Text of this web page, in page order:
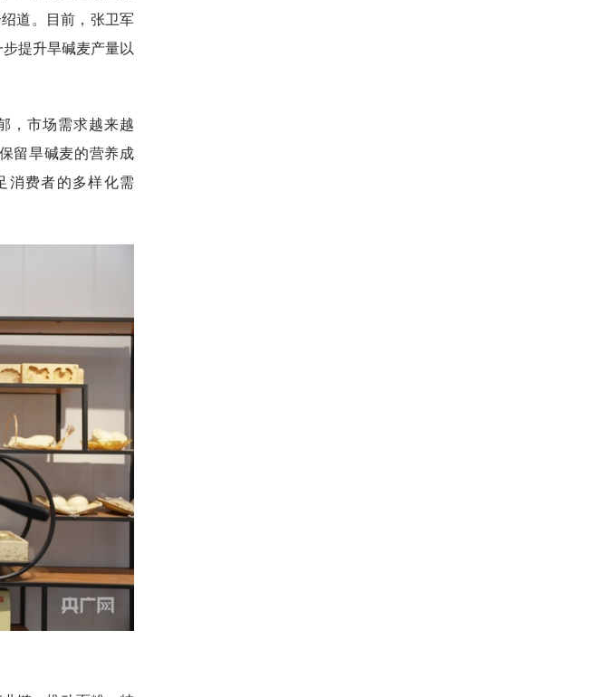
道。目前，张卫军
提升旱碱麦产量以
，市场需求越来越
留旱碱麦的营养成
消费者的多样化需